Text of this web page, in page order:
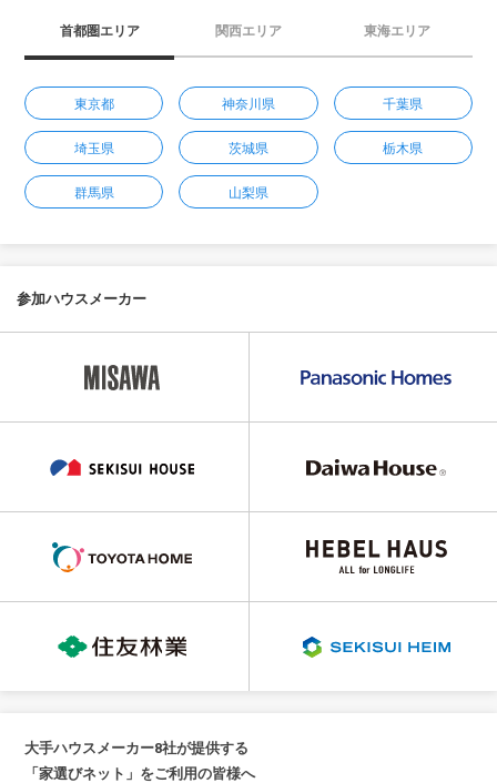
首都圏エリア 関西エリア 東海エリア
東京都 神奈川県 千葉県
埼玉県 茨城県 栃木県
群馬県 山梨県
参加ハウスメーカー
大手ハウスメーカー8社が提供する
「家選びネット」をご利用の皆様へ